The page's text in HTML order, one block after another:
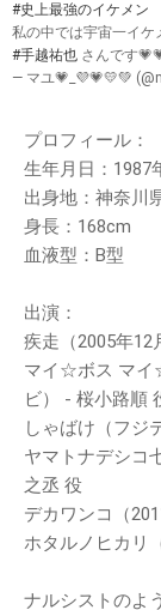
#史上最強のイケメン
私の中では宇宙一イケ
#手越祐也 さんです
— マユ💗_💜💗💛💚
プロフィール：
生年月日：1987
出身地：神奈川
身長：168cm
血液型：B型
出演：
疾走（2005年12
マイ☆ボス マイ
ビ） - 桜小路順
しゃばけ（フジ
ヤマトナデシコ
之丞 役
デカワンコ（
ホタルノヒカリ
ナルシストのよ